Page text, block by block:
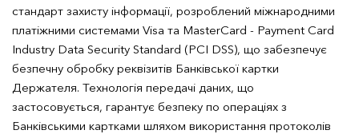
стандарт захисту інформації, розроблений міжнародними
платіжними системами Visa та MasterCard - Payment Card
Industry Data Security Standard (PCI DSS), що забезпечує
безпечну обробку реквізитів Банківської картки
Держателя. Технологія передачі даних, що
застосовується, гарантує безпеку по операціях з
Банківськими картками шляхом використання протоколів